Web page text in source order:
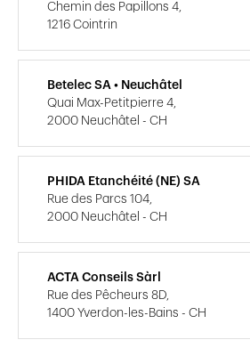
Chemin des Papillons 4,
1216 Cointrin
Betelec SA • Neuchâtel
Quai Max-Petitpierre 4,
2000 Neuchâtel - CH
PHIDA Etanchéité (NE) SA
Rue des Parcs 104,
2000 Neuchâtel - CH
ACTA Conseils Sàrl
Rue des Pêcheurs 8D,
1400 Yverdon-les-Bains - CH